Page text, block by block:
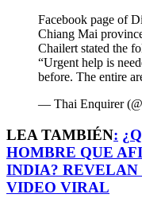
Facebook page of
Chiang Mai
Chailert stated the
“Urgent help is
before. The entire
— Thai Enquirer
LEA TAMBIÉN:
HOMBRE QUE
INDIA? REVELAN
VIDEO VIRAL